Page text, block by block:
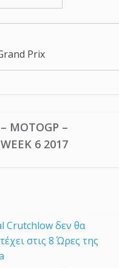
Prix
MOTOGP –
WEEK 6 2017